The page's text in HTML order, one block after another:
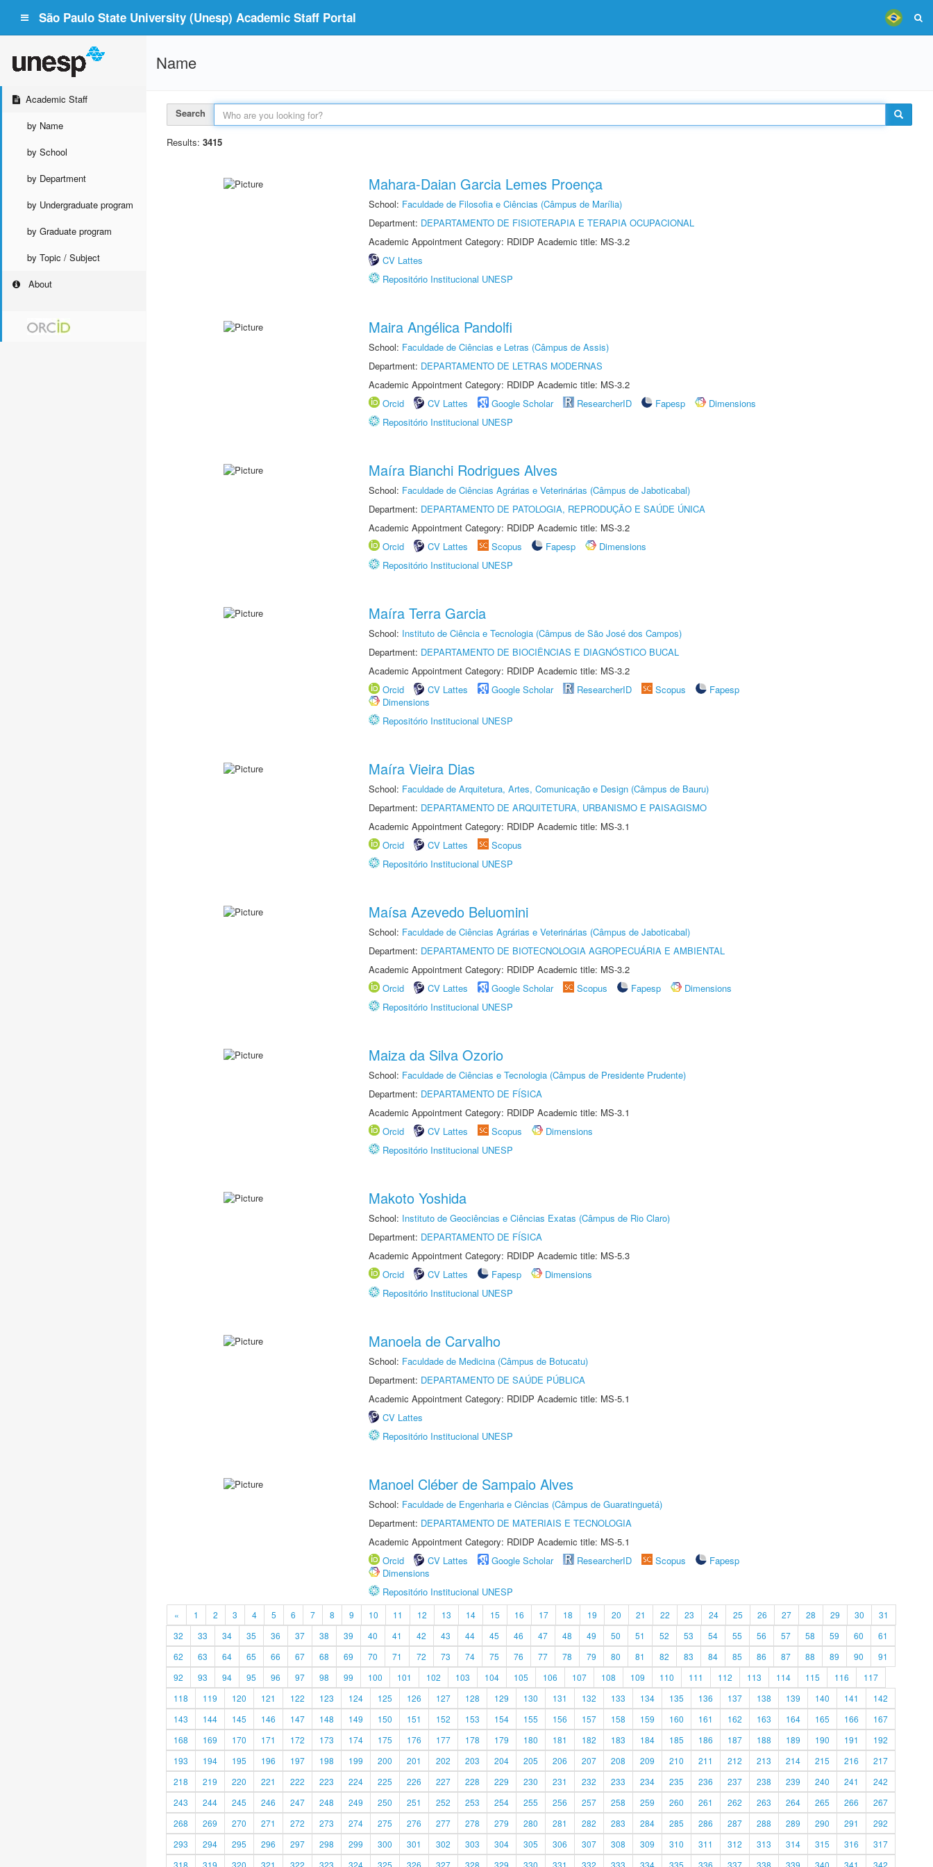
São Paulo State University (Unesp) Academic Staff Portal
Academic Staff
by Name
by School
by Department
by Undergraduate program
by Graduate program
by Topic / Subject
About
Name
Search
Results: 3415
Mahara-Daian Garcia Lemes Proença
School: Faculdade de Filosofia e Ciências (Câmpus de Marília)
Department: DEPARTAMENTO DE FISIOTERAPIA E TERAPIA OCUPACIONAL
Academic Appointment Category: RDIDP Academic title: MS-3.2
CV Lattes
Repositório Institucional UNESP
Maira Angélica Pandolfi
School: Faculdade de Ciências e Letras (Câmpus de Assis)
Department: DEPARTAMENTO DE LETRAS MODERNAS
Academic Appointment Category: RDIDP Academic title: MS-3.2
Orcid
CV Lattes Google Scholar ResearcherID Fapesp
Dimensions
Repositório Institucional UNESP
Maíra Bianchi Rodrigues Alves
School: Faculdade de Ciências Agrárias e Veterinárias (Câmpus de Jaboticabal)
Department: DEPARTAMENTO DE PATOLOGIA, REPRODUÇÃO E SAÚDE ÚNICA
Academic Appointment Category: RDIDP Academic title: MS-3.2
Orcid
CV Lattes Scopus Fapesp
Dimensions
Repositório Institucional UNESP
Maíra Terra Garcia
School: Instituto de Ciência e Tecnologia (Câmpus de São José dos Campos)
Department: DEPARTAMENTO DE BIOCIÊNCIAS E DIAGNÓSTICO BUCAL
Academic Appointment Category: RDIDP Academic title: MS-3.2
Orcid
CV Lattes Google Scholar ResearcherID Scopus
Fapesp
Dimensions
Repositório Institucional UNESP
Maíra Vieira Dias
School: Faculdade de Arquitetura, Artes, Comunicação e Design (Câmpus de Bauru)
Department: DEPARTAMENTO DE ARQUITETURA, URBANISMO E PAISAGISMO
Academic Appointment Category: RDIDP Academic title: MS-3.1
Orcid
CV Lattes
Scopus
Repositório Institucional UNESP
Maísa Azevedo Beluomini
School: Faculdade de Ciências Agrárias e Veterinárias (Câmpus de Jaboticabal)
Department: DEPARTAMENTO DE BIOTECNOLOGIA AGROPECUÁRIA E AMBIENTAL
Academic Appointment Category: RDIDP Academic title: MS-3.2
Orcid
CV Lattes Google Scholar Scopus Fapesp
Dimensions
Repositório Institucional UNESP
Maiza da Silva Ozorio
School: Faculdade de Ciências e Tecnologia (Câmpus de Presidente Prudente)
Department: DEPARTAMENTO DE FÍSICA
Academic Appointment Category: RDIDP Academic title: MS-3.1
Orcid
CV Lattes Scopus
Dimensions
Repositório Institucional UNESP
Makoto Yoshida
School: Instituto de Geociências e Ciências Exatas (Câmpus de Rio Claro)
Department: DEPARTAMENTO DE FÍSICA
Academic Appointment Category: RDIDP Academic title: MS-5.3
Orcid
CV Lattes Fapesp
Dimensions
Repositório Institucional UNESP
Manoela de Carvalho
School: Faculdade de Medicina (Câmpus de Botucatu)
Department: DEPARTAMENTO DE SAÚDE PÚBLICA
Academic Appointment Category: RDIDP Academic title: MS-5.1
CV Lattes
Repositório Institucional UNESP
Manoel Cléber de Sampaio Alves
School: Faculdade de Engenharia e Ciências (Câmpus de Guaratinguetá)
Department: DEPARTAMENTO DE MATERIAIS E TECNOLOGIA
Academic Appointment Category: RDIDP Academic title: MS-5.1
Orcid
CV Lattes Google Scholar ResearcherID Scopus
Fapesp
Dimensions
Repositório Institucional UNESP
« 1 2 3 4 5 6 7 8 9 10 11 12 13 14 15 16 17 18 19 20 21 22 23 24 25 26 27 28 29 30
31
32
33 34 35 36 37 38 39 40 41 42 43 44 45 46 47 48 49 50 51 52 53 54 55 56 57 58 59 60
61
62
63 64 65 66 67 68 69 70 71 72 73 74 75 76 77 78 79 80 81 82 83 84 85 86 87 88 89 90
91
92
93 94 95 96 97 98 99 100 101 102 103 104 105 106 107 108 109 110 111 112 113 114 115 116
117
118
119 120 121 122 123 124 125 126 127 128 129 130 131 132 133 134 135 136 137 138 139 140 141
142
143
144 145 146 147 148 149 150 151 152 153 154 155 156 157 158 159 160 161 162 163 164 165 166
167
168
169 170 171 172 173 174 175 176 177 178 179 180 181 182 183 184 185 186 187 188 189 190 191
192
193
194 195 196 197 198 199 200 201 202 203 204 205 206 207 208 209 210 211 212 213 214 215 216
217
218
219 220 221 222 223 224 225 226 227 228 229 230 231 232 233 234 235 236 237 238 239 240 241
242
243
244 245 246 247 248 249 250 251 252 253 254 255 256 257 258 259 260 261 262 263 264 265 266
267
268
269 270 271 272 273 274 275 276 277 278 279 280 281 282 283 284 285 286 287 288 289 290 291
292
293
294 295 296 297 298 299 300 301 302 303 304 305 306 307 308 309 310 311 312 313 314 315 316
317
318
319 320 321 322 323 324 325 326 327 328 329 330 331 332 333 334 335 336 337 338 339 340 341 342